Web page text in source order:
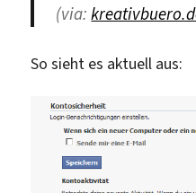
(via:
So sieht es aktuell aus: